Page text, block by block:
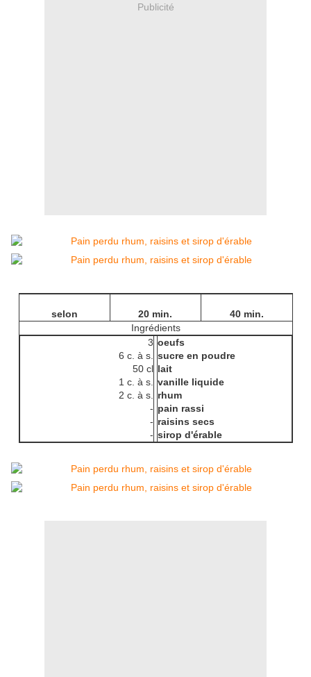
Publicité
selon 20 min.
40 min.
Ingrédients
3
6 c. à s.
50 cl
1 c. à s.
2 c. à s.
-
-
-
oeufs
sucre en poudre
lait
vanille liquide
rhum
pain rassi
raisins secs
sirop d'érable